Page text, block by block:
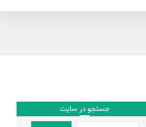
جستجو در سایت